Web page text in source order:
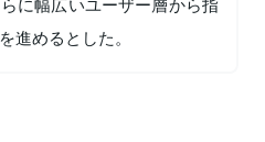
進めるとした。